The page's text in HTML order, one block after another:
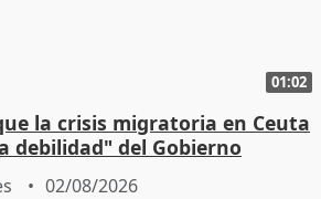
01:02
la crisis migratoria en Ceuta
debilidad" del Gobierno
02/08/2026